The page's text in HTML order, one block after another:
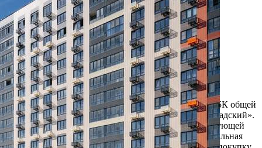
108595 - Г. МОСКВА,
ЛЕНИНГРАДСКОЕ
ШОССЕ, Д.228БСТР1
Москва / Московская обл
Получить контакты Посмотреть на карте
Прямая продажа от застройщика! Кладовая номер 285К общей
площадью 2.5 кв. м на -1-м этаже в ЖК «1-й Ленинградский».
Дополнительная скидка 2% на покупку 2-й и последующей
недвижимости: для клиентов предоставляется специальная